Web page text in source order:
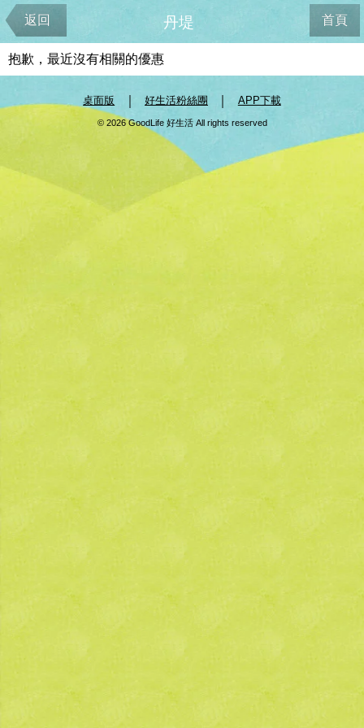
返回 首頁
丹堤
抱歉，最近沒有相關的優惠
桌面版 好生活粉絲團 APP下載
© 2026 GoodLife 好生活 All rights reserved